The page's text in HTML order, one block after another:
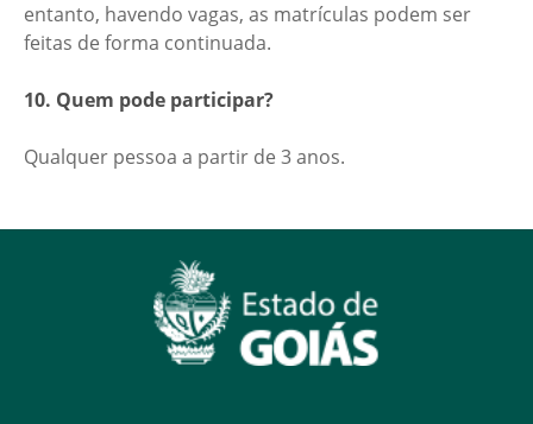
entanto, havendo vagas, as matrículas podem ser
feitas de forma continuada.
10. Quem pode participar?
Qualquer pessoa a partir de 3 anos.